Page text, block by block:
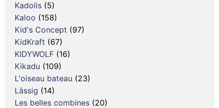
Kadolis (5)
Kaloo (158)
Kid's Concept (97)
KidKraft (67)
KIDYWOLF (16)
Kikadu (109)
L'oiseau bateau (23)
Lässig (14)
Les belles combines (20)